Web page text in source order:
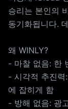
승리는 본인의
동기화됩니다.
왜 WINLY?
- 마찰 없음: 한
- 시각적 추진력
에 잡히게 함
- 방해 없음: 광